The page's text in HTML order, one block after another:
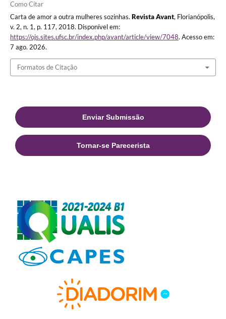
Como Citar
Carta de amor a outra mulheres sozinhas. Revista Avant, Florianópolis,
v. 2, n. 1, p. 117, 2018. Disponível em:
https://ojs.sites.ufsc.br/index.php/avant/article/view/7048. Acesso em:
7 ago. 2026.
Formatos de Citação
Enviar Submissão
Tornar-se Parecerista